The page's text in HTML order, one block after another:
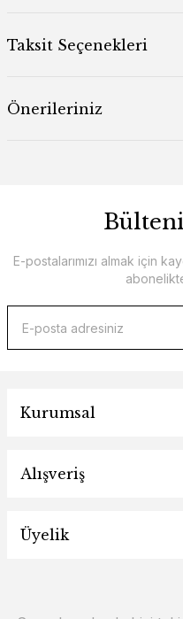
Taksit Seçenekleri
Önerileriniz
E-postalarımızı almak için
Kurumsal
Alışveriş
Üyelik